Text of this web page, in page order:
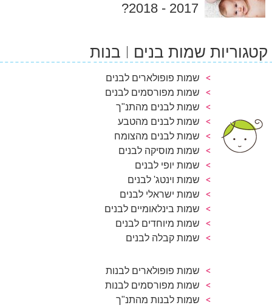
2017 - 2018?
קטגוריות שמות בנים בנות
שמות פופולארים לבנים
שמות מפורסמים לבנים
שמות לבנים מהתנ"ך
שמות לבנים מהטבע
שמות לבנים מהצומח
שמות מוסיקה לבנים
שמות יופי לבנים
שמות וינטג' לבנים
שמות ישראלי לבנים
שמות בינלאומיים לבנים
שמות מיוחדים לבנים
שמות קבלה לבנים
שמות פופולארים לבנות
שמות מפורסמים לבנות
שמות לבנות מהתנ"ך